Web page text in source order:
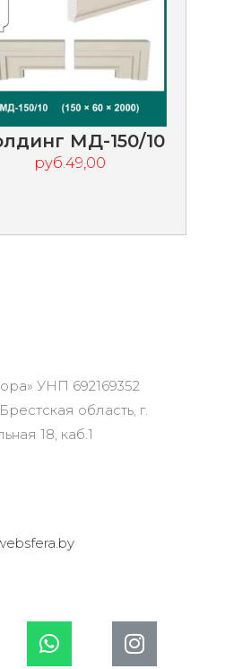
МД-150/10
руб.49,00
УНП 692169352
область, г.
18, каб.1